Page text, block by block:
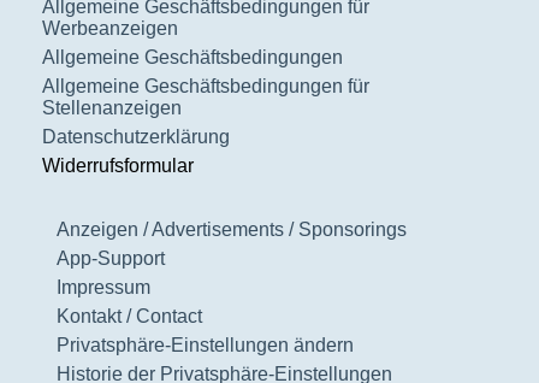
Allgemeine Geschäftsbedingungen für
Werbeanzeigen
Allgemeine Geschäftsbedingungen
Allgemeine Geschäftsbedingungen für
Stellenanzeigen
Datenschutzerklärung
Widerrufsformular
Anzeigen / Advertisements / Sponsorings
App-Support
Impressum
Kontakt / Contact
Privatsphäre-Einstellungen ändern
Historie der Privatsphäre-Einstellungen